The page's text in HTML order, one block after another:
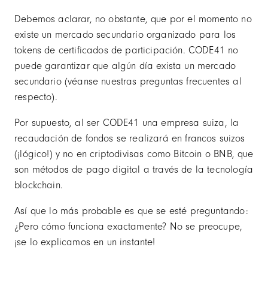
Debemos aclarar, no obstante, que por el momento no
existe un mercado secundario organizado para los
tokens de certificados de participación. CODE41 no
puede garantizar que algún día exista un mercado
secundario (véanse nuestras preguntas frecuentes al
respecto).
Por supuesto, al ser CODE41 una empresa suiza, la
recaudación de fondos se realizará en francos suizos
(¡lógico!) y no en criptodivisas como Bitcoin o BNB, que
son métodos de pago digital a través de la tecnología
blockchain.
Así que lo más probable es que se esté preguntando:
¿Pero cómo funciona exactamente? No se preocupe,
¡se lo explicamos en un instante!